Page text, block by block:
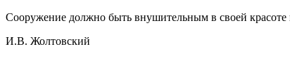
Сооружение должно быть внушительным в своей
И.В. Жолтовский